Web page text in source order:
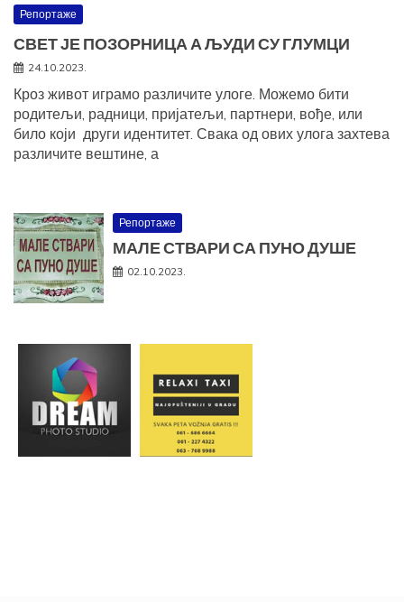
Репортаже
СВЕТ ЈЕ ПОЗОРНИЦА А ЉУДИ СУ ГЛУМЦИ
24.10.2023.
Кроз живот играмо различите улоге. Можемо бити
родитељи, радници, пријатељи, партнери, вође, или
било који други идентитет. Свака од ових улога захтева
различите вештине, а
Репортаже
МАЛЕ СТВАРИ СА ПУНО ДУШЕ
02.10.2023.